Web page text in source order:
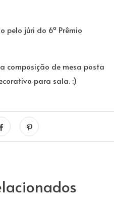
pelo júri do 6º Prêmio
composição de mesa posta
para sala. :)